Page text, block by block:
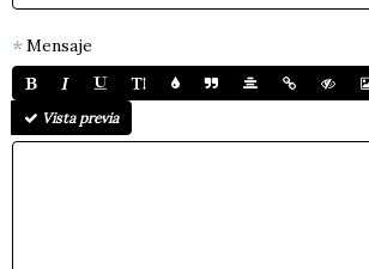
Mensaje
Vista previa